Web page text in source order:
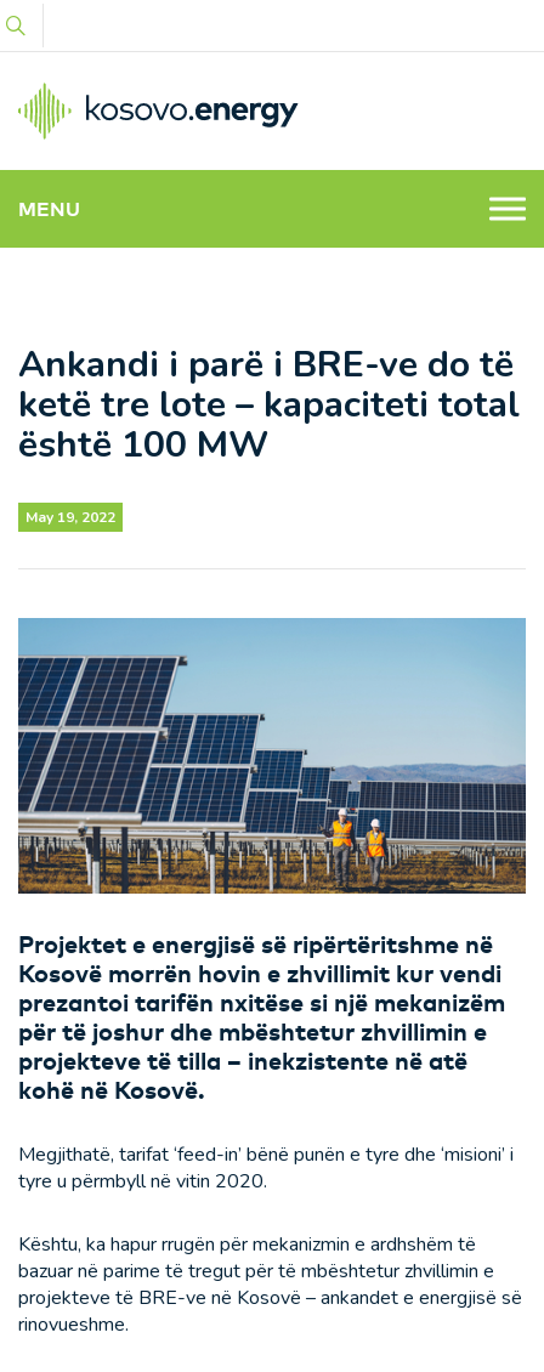
MENU
Ankandi i parë i BRE-ve do të
ketë tre lote – kapaciteti total
është 100 MW
May 19, 2022
Projektet e energjisë së ripërtëritshme në
Kosovë morrën hovin e zhvillimit kur vendi
prezantoi tarifën nxitëse si një mekanizëm
për të joshur dhe mbështetur zhvillimin e
projekteve të tilla – inekzistente në atë
kohë në Kosovë.
Megjithatë, tarifat ‘feed-in’ bënë punën e tyre dhe ‘misioni’ i
tyre u përmbyll në vitin 2020.
Kështu, ka hapur rrugën për mekanizmin e ardhshëm të
bazuar në parime të tregut për të mbështetur zhvillimin e
projekteve të BRE-ve në Kosovë – ankandet e energjisë së
rinovueshme.